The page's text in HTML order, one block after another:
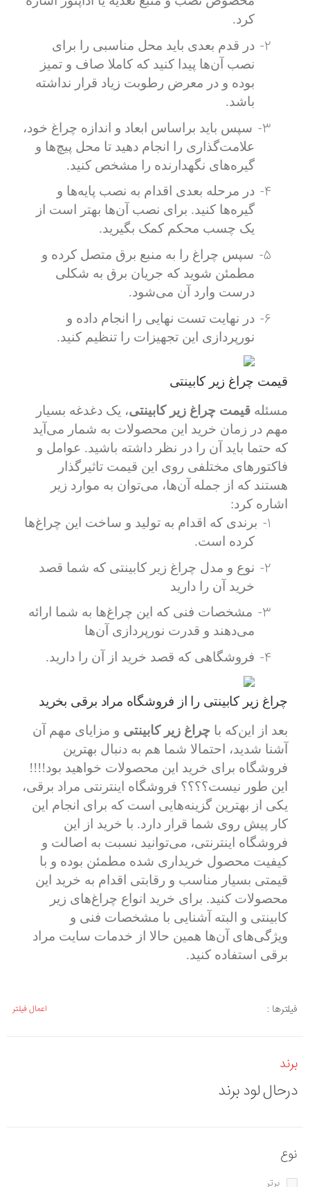
کرد.
2-
در قدم بعدی باید محل مناسبی را برای
نصب آن‌ها پیدا کنید که کاملا صاف و تمیز
بوده و در معرض رطوبت زیاد قرار نداشته
باشد.
3-
سپس باید براساس ابعاد و اندازه چراغ خود،
علامت‌گذاری را انجام دهید تا محل پیچ‌ها و
گیره‌های نگهدارنده را مشخص کنید.
4-
در مرحله بعدی اقدام به نصب پایه‌ها و
گیره‌ها کنید. برای نصب آن‌ها بهتر است از
یک چسب محکم کمک بگیرید.
5-
سپس چراغ را به منبع برق متصل کرده و
مطمئن شوید که جریان برق به شکلی
درست وارد آن می‌شود.
6-
در نهایت تست نهایی را انجام داده و
نورپردازی این تجهیزات را تنظیم کنید.
قیمت چراغ زیر کابینتی
مسئله قیمت چراغ زیر کابینتی، یک دغدغه بسیار
مهم در زمان خرید این محصولات به شمار می‌آید
که حتما باید آن را در نظر داشته باشید. عوامل و
فاکتورهای مختلفی روی این قیمت تاثیرگذار
هستند که از جمله آن‌ها، می‌توان به موارد زیر
اشاره کرد:
1-
برندی که اقدام به تولید و ساخت این چراغ‌ها
کرده است.
2-
نوع و مدل چراغ زیر کابینتی که شما قصد
خرید آن را دارید
3-
مشخصات فنی که این چراغ‌ها به شما ارائه
می‌دهند و قدرت نورپردازی آن‌ها
4- فروشگاهی که قصد خرید از آن را دارید.
چراغ زیر کابینتی را از فروشگاه مراد برقی بخرید
بعد از این‌که با چراغ زیر کابینتی و مزایای مهم آن
آشنا شدید، احتمالا شما هم به دنبال بهترین
فروشگاه برای خرید این محصولات خواهید بود!!!!
این طور نیست؟؟؟؟ فروشگاه اینترنتی مراد برقی،
یکی از بهترین گزینه‌هایی است که برای انجام این
کار پیش روی شما قرار دارد. با خرید از این
فروشگاه اینترنتی، می‌‌توانید نسبت به اصالت و
کیفیت محصول خریداری شده مطمئن بوده و با
قیمتی بسیار مناسب و رقابتی اقدام به خرید این
محصولات کنید. برای خرید انواع چراغ‌های زیر
کابینتی و البته آشنایی با مشخصات فنی و
ویژگی‌های آن‌ها همین حالا از خدمات سایت مراد
برقی استفاده کنید.
فیلترها : اعمال فیلتر
برند
درحال لود برند
نوع
برتر